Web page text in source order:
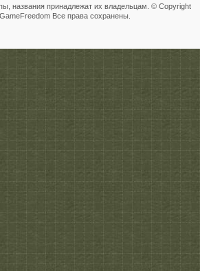
названия принадлежат их владельцам. © Copyright
Все права сохранены.